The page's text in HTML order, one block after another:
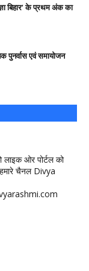
बिहार’ के प्रथम अंक का
पुनर्वास एवं समायोजन
लाइक ओर पोर्टल को
चैनल Divya